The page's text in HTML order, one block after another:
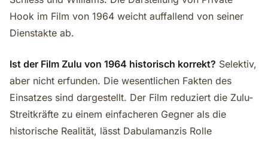
Hook im Film von 1964 weicht auffallend von seiner
Dienstakte ab.
Ist der Film Zulu von 1964 historisch korrekt? Selektiv,
aber nicht erfunden. Die wesentlichen Fakten des
Einsatzes sind dargestellt. Der Film reduziert die Zulu-
Streitkräfte zu einem einfacheren Gegner als die
historische Realität, lässt Dabulamanzis Rolle